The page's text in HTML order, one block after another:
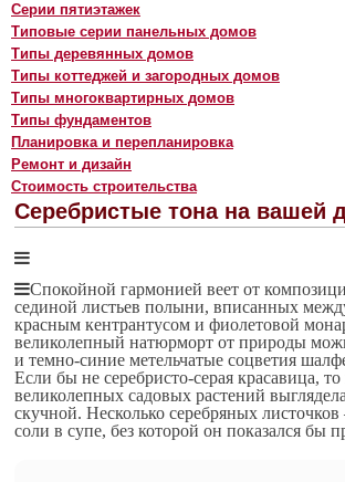
Серии пятиэтажек
Типовые серии панельных домов
Типы деревянных домов
Типы коттеджей и загородных домов
Типы многоквартирных домов
Типы фундаментов
Планировка и перепланировка
Ремонт и дизайн
Стоимость строительства
Серебристые тона на вашей
Спокойной гармонией веет от
сединой листьев полыни, вписанных
красным кентрантусом и фиолетовой
великолепный натюрморт от природы
и темно-синие метельчатые соцветия
Если бы не серебристо-серая красавица,
великолепных садовых растений
скучной. Несколько серебряных
соли в супе, без которой он показался бы